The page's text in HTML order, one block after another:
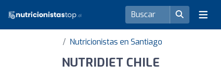
Nutricionistas en Santiago
NUTRIDIET CHILE